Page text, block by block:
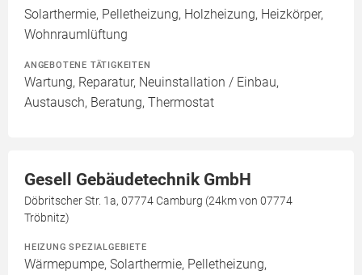
Solarthermie, Pelletheizung, Holzheizung, Heizkörper,
Wohnraumlüftung
ANGEBOTENE TÄTIGKEITEN
Wartung, Reparatur, Neuinstallation / Einbau,
Austausch, Beratung, Thermostat
Gesell Gebäudetechnik GmbH
Döbritscher Str. 1a, 07774 Camburg (24km von 07774
Tröbnitz)
HEIZUNG SPEZIALGEBIETE
Wärmepumpe, Solarthermie, Pelletheizung,